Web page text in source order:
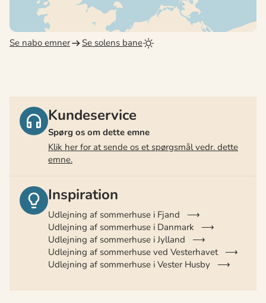
Se nabo emner Se solens bane
Kundeservice
Spørg os om dette emne
Klik her for at sende os et spørgsmål vedr. dette
emne.
Inspiration
Udlejning af sommerhuse i Fjand
Udlejning af sommerhuse i Danmark
Udlejning af sommerhuse i Jylland
Udlejning af sommerhuse ved Vesterhavet
Udlejning af sommerhuse i Vester Husby